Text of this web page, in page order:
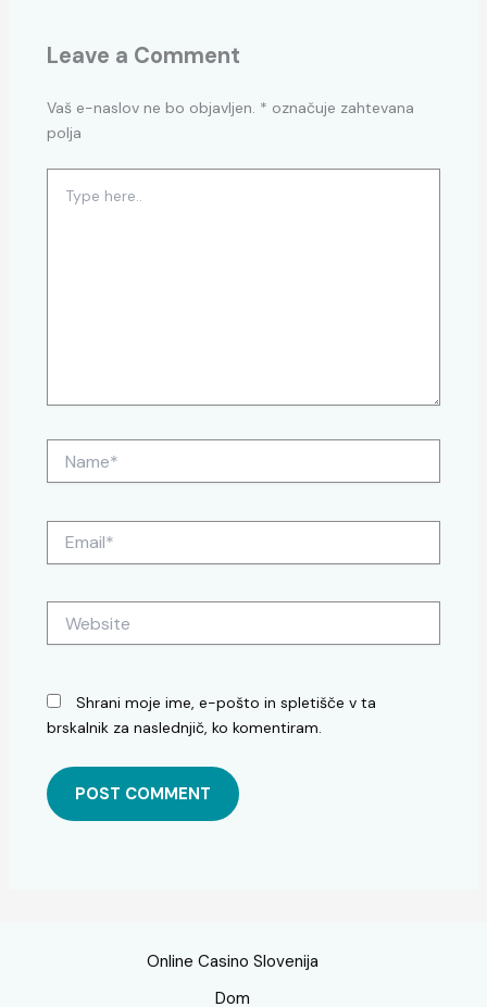
Leave a Comment
Vaš e-naslov ne bo objavljen. * označuje zahtevana
polja
here..
Shrani moje ime, e-pošto in spletišče v ta
brskalnik za naslednjič, ko komentiram.
Online Casino Slovenija
Dom